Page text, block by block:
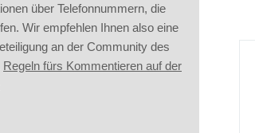
über Telefonnummern, die
Wir empfehlen Ihnen also eine
an der Community des
Regeln fürs Kommentieren auf der